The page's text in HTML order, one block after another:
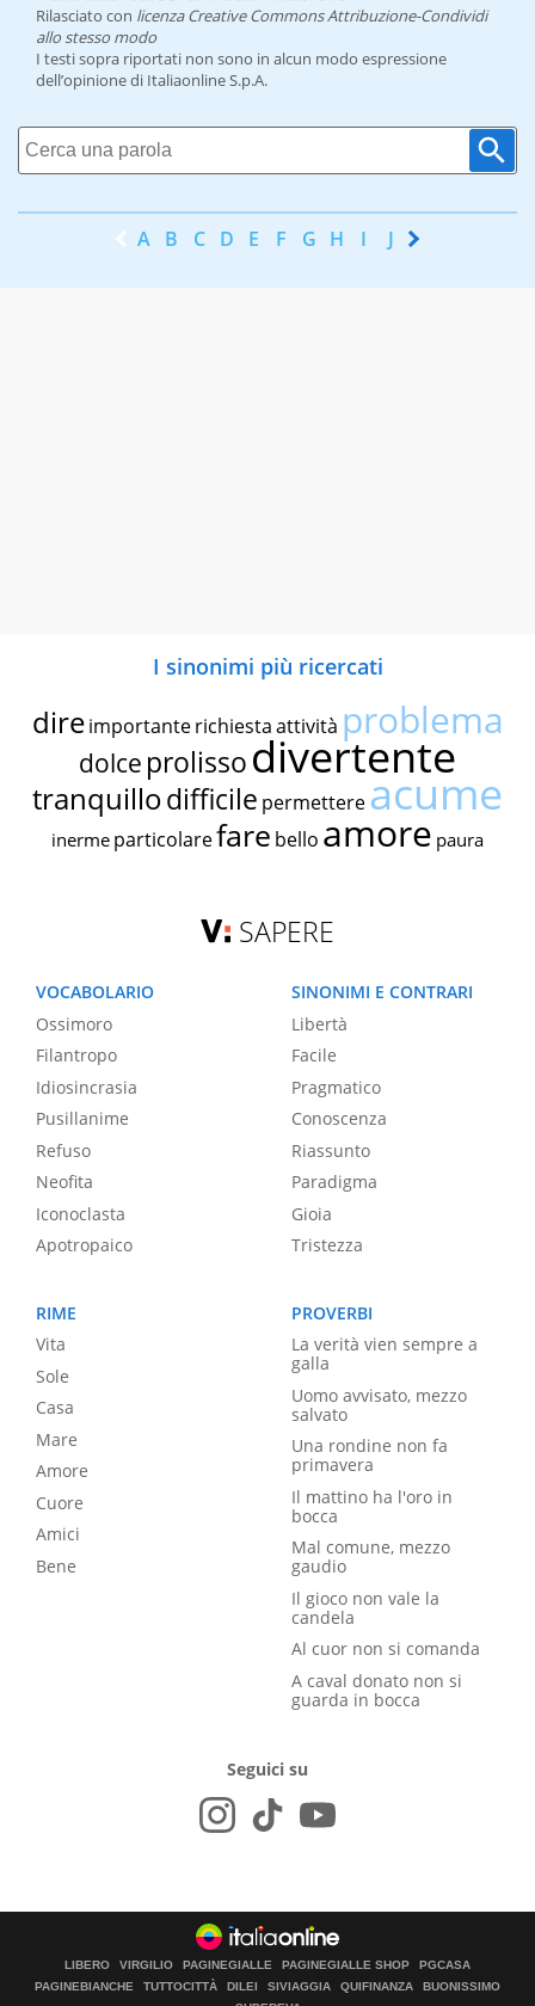
Rilasciato con licenza Creative Commons Attribuzione-Condividi
allo stesso modo
I testi sopra riportati non sono in alcun modo espressione
dell’opinione di Italiaonline S.p.A.
A B C D E F G H I J K
I sinonimi più ricercati
dire importante richiestaattività problema
dolce prolissodivertente
tranquillodifficile permettereacume
inerme particolarefare bello amore paura
SAPERE
VOCABOLARIO
Ossimoro
Filantropo
Idiosincrasia
Pusillanime
Refuso
Neofita
Iconoclasta
Apotropaico
SINONIMI E CONTRARI
Libertà
Facile
Pragmatico
Conoscenza
Riassunto
Paradigma
Gioia
Tristezza
RIME
Vita
Sole
Casa
Mare
Amore
Cuore
Amici
Bene
PROVERBI
La verità vien sempre a
galla
Uomo avvisato, mezzo
salvato
Una rondine non fa
primavera
Il mattino ha l'oro in
bocca
Mal comune, mezzo
gaudio
Il gioco non vale la
candela
Al cuor non si comanda
A caval donato non si
guarda in bocca
Seguici su
LIBERO VIRGILIO PAGINEGIALLE PAGINEGIALLE SHOP
PGCASA
PAGINEBIANCHE
TUTTOCITTÀ DILEI SIVIAGGIA QUIFINANZA
BUONISSIMO